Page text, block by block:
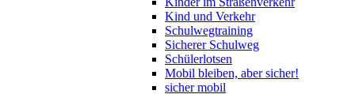
Kind und Verkehr
Schulwegtraining
Sicherer Schulweg
Schülerlotsen
Mobil bleiben, aber sicher!
sicher mobil